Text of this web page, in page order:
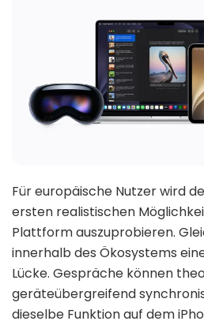
Für europäische Nutzer wird
ersten realistischen
Plattform auszuprobieren.
innerhalb des Ökosystems
Lücke. Gespräche können
geräteübergreifend
dieselbe Funktion auf dem